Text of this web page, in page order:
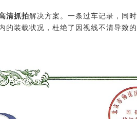
清抓拍解决方案。一条过车记录，同
装载状况，杜绝了因视线不清导致的